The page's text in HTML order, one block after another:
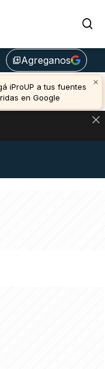
library_addAgreganos
×
iProUP a tus fuentes
en Google
Bitcoin
(0,20%)
u$s 64.514,00
LOS PRECIOS DE